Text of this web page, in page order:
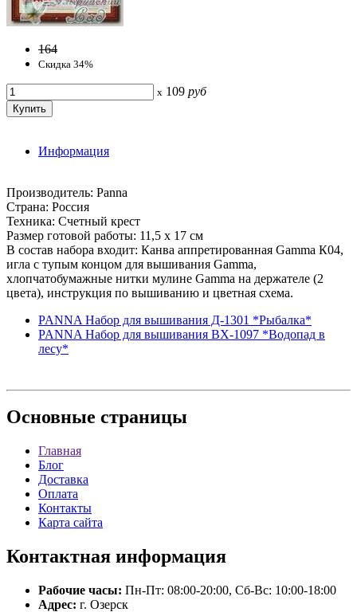
164
Скидка 34%
x 109 руб
Информация
Производитель: Panna
Страна: Россия
Техника: Счетный крест
Размер готовой работы: 11,5 х 17 см
В состав набора входит: Канва аппретированная Gamma К04,
игла с тупым концом для вышивания Gamma,
хлопчатобумажные нитки мулине Gamma на держателе (2
цвета), инструкция по вышиванию и цветная схема.
PANNA Набор для вышивания Д-1301 *Рыбалка*
PANNA Набор для вышивания ВХ-1097 *Водопад в
лесу*
Основные страницы
Главная
Блог
Доставка
Оплата
Контакты
Карта сайта
Контактная информация
Рабочие часы: Пн-Пт: 08:00-20:00, Сб-Вс: 10:00-18:00
Адрес: г. Озерск